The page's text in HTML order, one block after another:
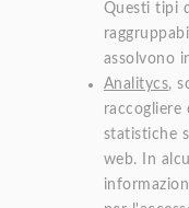
Questi tipi
assolvono
Analitycs,
raccogliere
statistiche
web. In